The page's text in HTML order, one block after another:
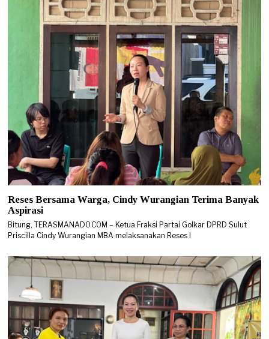
Reses Bersama Warga, Cindy Wurangian Terima Banyak
Aspirasi
Bitung, TERASMANADO.COM – Ketua Fraksi Partai Golkar DPRD Sulut
Priscilla Cindy Wurangian MBA melaksanakan Reses I